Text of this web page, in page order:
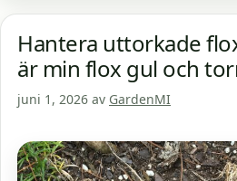
Hantera uttorkade
är min flox gul och
juni 1, 2026 av GardenMI